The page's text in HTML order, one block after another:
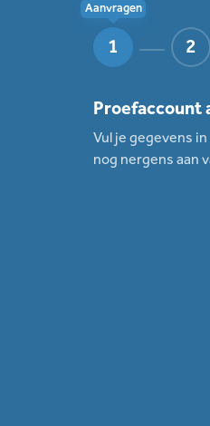
Aanvragen
1 2
Proefaccount
Vul je gegevens
nog nergens aan